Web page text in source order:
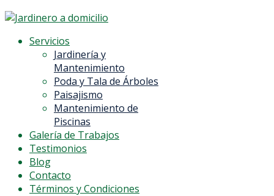
Servicios
Jardinería y
Mantenimiento
Poda y Tala de Árboles
Paisajismo
Mantenimiento de
Piscinas
Galería de Trabajos
Testimonios
Blog
Contacto
Términos y Condiciones